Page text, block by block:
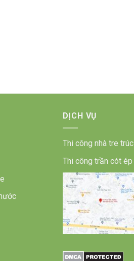
DỊCH VỤ
Thi công nhà tre trúc
Thi công trần cót ép